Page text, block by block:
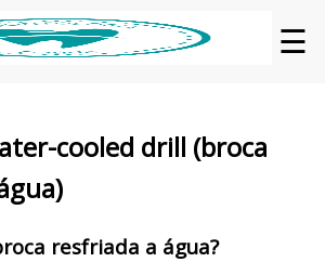
☰
cooled drill (broca
resfriada a água?